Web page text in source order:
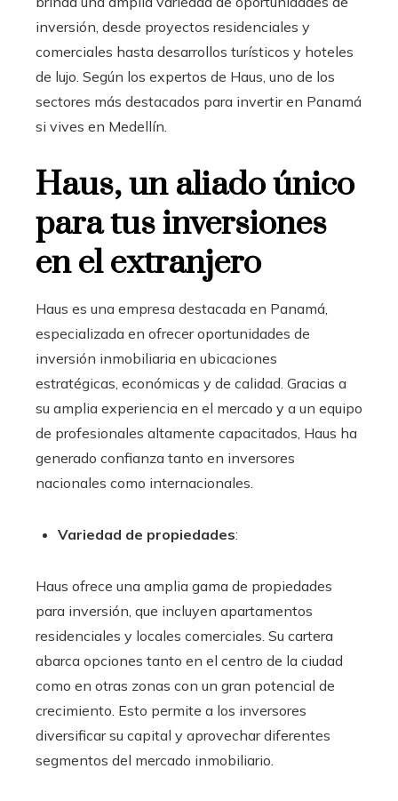
inversión, desde proyectos residenciales y
comerciales hasta desarrollos turísticos y hoteles
de lujo. Según los expertos de Haus, uno de los
sectores más destacados para invertir en Panamá
si vives en Medellín.
Haus, un aliado único
para tus inversiones
en el extranjero
Haus es una empresa destacada en Panamá,
especializada en ofrecer oportunidades de
inversión inmobiliaria en ubicaciones
estratégicas, económicas y de calidad. Gracias a
su amplia experiencia en el mercado y a un equipo
de profesionales altamente capacitados, Haus ha
generado confianza tanto en inversores
nacionales como internacionales.
Variedad de propiedades:
Haus ofrece una amplia gama de propiedades
para inversión, que incluyen apartamentos
residenciales y locales comerciales. Su cartera
abarca opciones tanto en el centro de la ciudad
como en otras zonas con un gran potencial de
crecimiento. Esto permite a los inversores
diversificar su capital y aprovechar diferentes
segmentos del mercado inmobiliario.